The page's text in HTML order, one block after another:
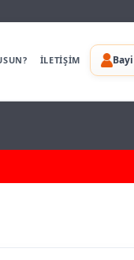
İLETİŞİM